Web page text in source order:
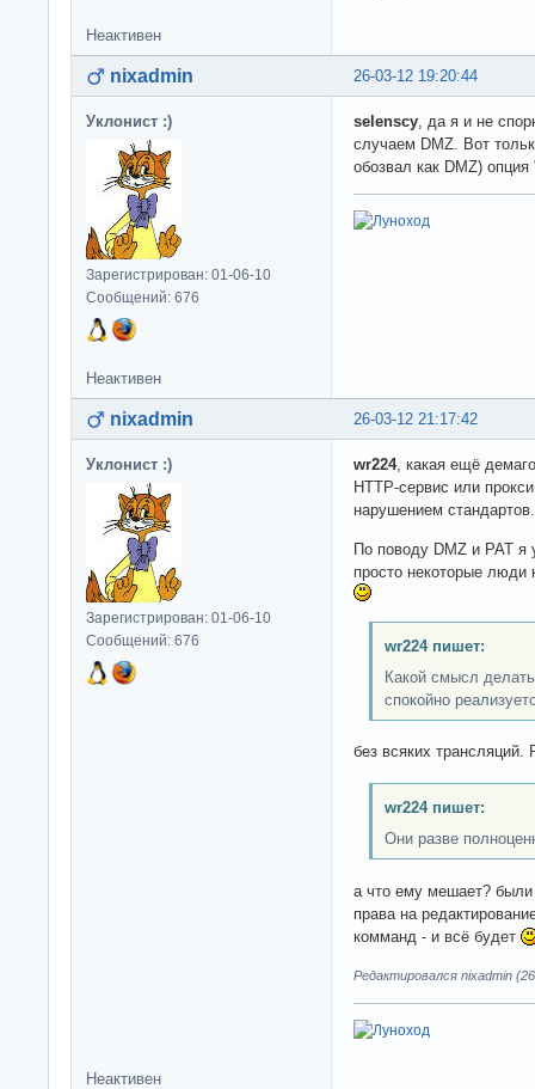
Неактивен
26-03-12 19:20:44
nixadmin
Уклонист :)
Зарегистрирован: 01-06-10
Сообщений: 676
selenscy, да я и не
случаем DMZ. Вот
обозвал как DMZ)
Неактивен
26-03-12 21:17:42
nixadmin
Уклонист :)
Зарегистрирован: 01-06-10
Сообщений: 676
wr224, какая ещё
HTTP-сервис или
нарушением стандартов.
По поводу DMZ и PAT я
просто некоторые люди
wr224 пишет:
Какой смысл
спокойно
без всяких
wr224 пишет:
Они разве
а что ему мешает? были
права на
комманд - и всё будет
Редактировался nixadmin
Неактивен